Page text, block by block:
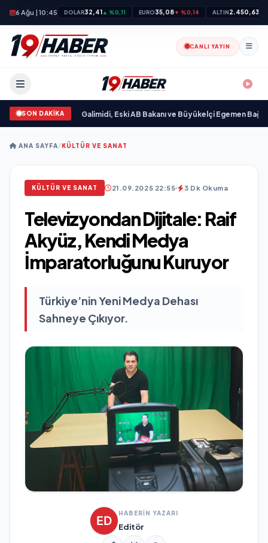
6 Ağu | 10:45 DOLAR32,41▲ %0,11 EURO35,08▼ %0,14 ALTIN2.450,63
CANLI YAYIN
SON DAKİKA
Emre Açıkgöz Galimidi, Eski AB Bakanı ve Büyükelçi Egemen Bağış ile
ANA SAYFA/KÜLTÜR VE SANAT
KÜLTÜR VE SANAT 21.09.2025 22:55 3 Dk Okuma
Televizyondan Dijitale: Raif
Akyüz, Kendi Medya
İmparatorluğunu Kuruyor
Türkiye’nin Yeni Medya Dehası
Sahneye Çıkıyor.
HABERİN YAZARI
Editör